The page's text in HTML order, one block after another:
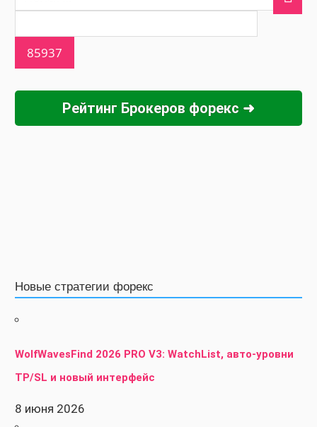
Рейтинг Брокеров форекс ➜
Новые стратегии форекс
WolfWavesFind 2026 PRO V3: WatchList, авто-уровни
TP/SL и новый интерфейс
8 июня 2026